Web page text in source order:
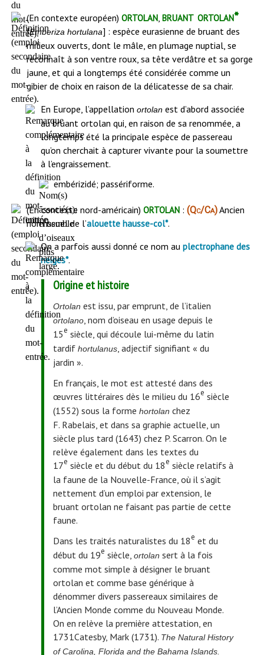
(En contexte européen) ortolan, bruant ortolan*
[Emberiza hortulana] : espèce eurasienne de bruant des
milieux ouverts, dont le mâle, en plumage nuptial, se
reconnaît à son ventre roux, sa tête verdâtre et sa gorge
jaune, et qui a longtemps été considérée comme un
gibier de choix en raison de la délicatesse de sa chair.
En Europe, l’appellation ortolanest d’abord associée
au bruant ortolan qui, en raison de sa renommée, a
longtemps été la principale espèce de passereau
qu’on cherchait à capturer vivante pour la soumettre
à l’engraissement.
embérizidé; passériforme.
(En contexte nord-américain) ortolan: (Qc/Ca)Ancien
nom usuel de l’alouette hausse-col*.
On a parfois aussi donné ce nom au plectrophane des
neiges*.
Origine et histoire
Ortolan est issu, par emprunt, de l’italien
ortolano, nom d’oiseau en usage depuis le
15e siècle, qui découle lui-même du latin
tardif hortulanus, adjectif signifiant « du
jardin ».
En français, le mot est attesté dans des
œuvres littéraires dès le milieu du 16e siècle
(1552) sous la forme hortolan chez
F. Rabelais, et dans sa graphie actuelle, un
siècle plus tard (1643) chez P. Scarron. On le
relève également dans les textes du
17e siècle et du début du 18e siècle relatifs à
la faune de la Nouvelle-France, où il s’agit
nettement d’un emploi par extension, le
bruant ortolan ne faisant pas partie de cette
faune.
Dans les traités naturalistes du 18e et du
début du 19e siècle, ortolan sert à la fois
comme mot simple à désigner le bruant
ortolan et comme base générique à
dénommer divers passereaux similaires de
l’Ancien Monde comme du Nouveau Monde.
On en relève la première attestation, en
1731Catesby, Mark (1731). The Natural History
of Carolina, Florida and the Bahama Islands.